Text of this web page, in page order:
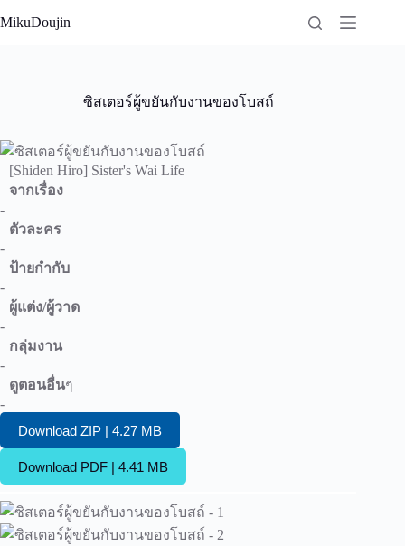
to
MikuDoujin
ซิสเตอร์ผู้ขยันกับงานของโบสถ์
[Shiden Hiro] Sister's Wai Life
จากเรื่อง
-
ตัวละคร
-
ป้ายกำกับ
-
ผู้แต่ง/ผู้วาด
-
กลุ่มงาน
-
ดูตอนอื่นๆ
-
Download ZIP | 4.27 MB
Download PDF | 4.41 MB